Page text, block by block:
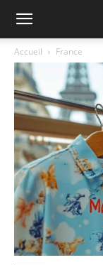
Accueil France